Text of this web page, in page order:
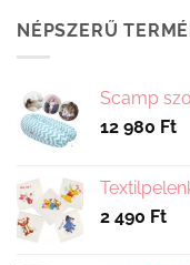
NÉPSZERŰ
Scamp
12 980 Ft
2 490 Ft